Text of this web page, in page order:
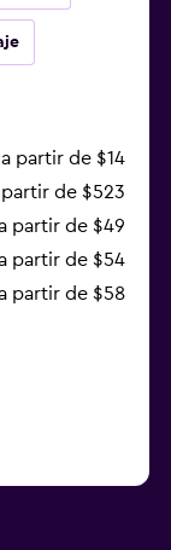
a partir de $14
partir de $523
partir de $49
partir de $54
partir de $58